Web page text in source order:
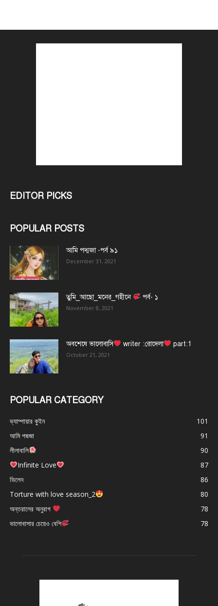
EDITOR PICKS
POPULAR POSTS
আমি পদ্মজা -পর্ব ৯১
December 31, 2021
তুমি_আছো_মনের_গহীনে পর্ব- ১
November 8, 2021
অবশেষে ভালোবাসি writer :রোদেলা part:1
October 21, 2021
POPULAR CATEGORY
ভ্যাম্পায়ার কুইন
101
আমি পদ্মজা
91
লীলাবালি
90
Infinite Love
87
ভিলেন
86
Torture with love season_2
80
অন্তরালের অনুরাগ
78
ভালোবাসার চেয়েও বেশি
78